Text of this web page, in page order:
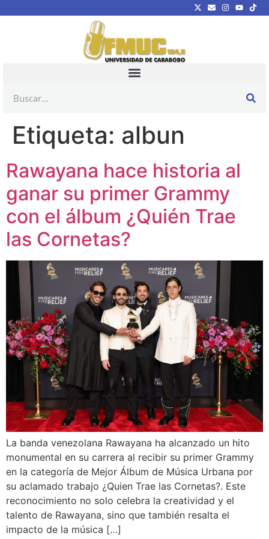
Etiqueta: albun
Rawayana hace historia al
ganar su primer Grammy
con el álbum ¿Quién Trae
las Cornetas?
La banda venezolana Rawayana ha alcanzado un hito
monumental en su carrera al recibir su primer Grammy
en la categoría de Mejor Álbum de Música Urbana por
su aclamado trabajo ¿Quien Trae las Cornetas?. Este
reconocimiento no solo celebra la creatividad y el
talento de Rawayana, sino que también resalta el
impacto de la música […]